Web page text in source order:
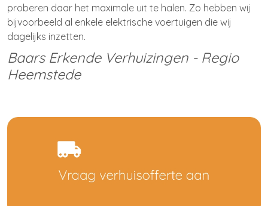
proberen daar het maximale uit te halen. Zo hebben wij
bijvoorbeeld al enkele elektrische voertuigen die wij
dagelijks inzetten.
Baars Erkende Verhuizingen - Regio
Heemstede